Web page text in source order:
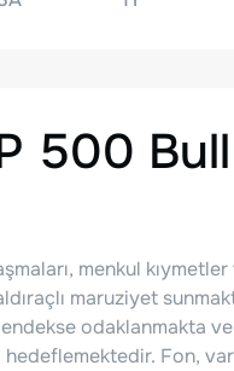
500
menkul
maruziyet
endekse odaklanmakta
Fon,